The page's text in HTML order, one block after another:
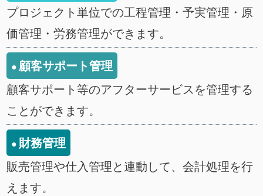
プロジェクト単位での工程管理・予実管理・原
価管理・労務管理ができます。
顧客サポート管理
顧客サポート等のアフターサービスを管理する
ことができます。
財務管理
販売管理や仕入管理と連動して、会計処理を行
えます。